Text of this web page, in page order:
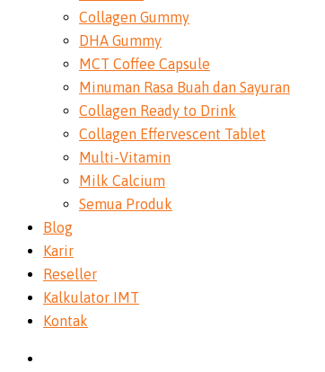
Collagen Gummy
DHA Gummy
MCT Coffee Capsule
Minuman Rasa Buah dan Sayuran
Collagen Ready to Drink
Collagen Effervescent Tablet
Multi-Vitamin
Milk Calcium
Semua Produk
Blog
Karir
Reseller
Kalkulator IMT
Kontak